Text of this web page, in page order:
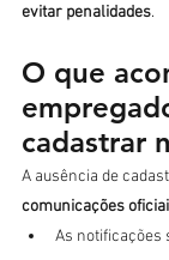
evitar penalidades.
O que
cadastrar
A ausência de
comunicações
As notificações